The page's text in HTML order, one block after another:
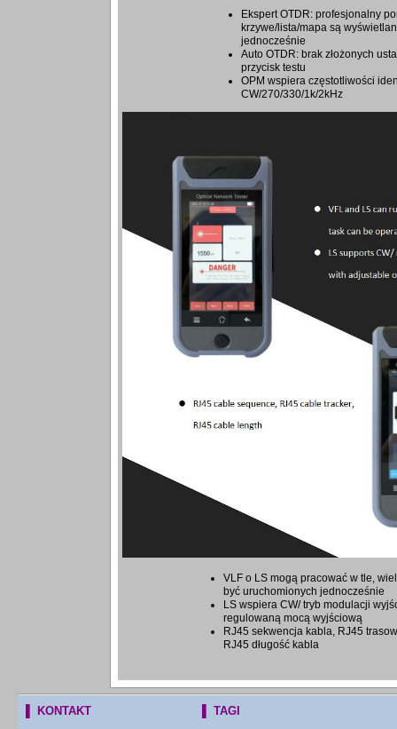
Ekspert OTDR: profesjonalny
krzywe/lista/mapa są
jednocześnie
Auto OTDR: brak złożonych
przycisk testu
OPM wspiera częstotliwości
CW/270/330/1k/2kHz
VLF o LS mogą pracować w tle,
być uruchomionych jednocześnie
LS wspiera CW/ tryb modulacji
regulowaną mocą wyjściową
RJ45 sekwencja kabla, RJ45
RJ45 długość kabla
▌ KONTAKT
▌ TAGI